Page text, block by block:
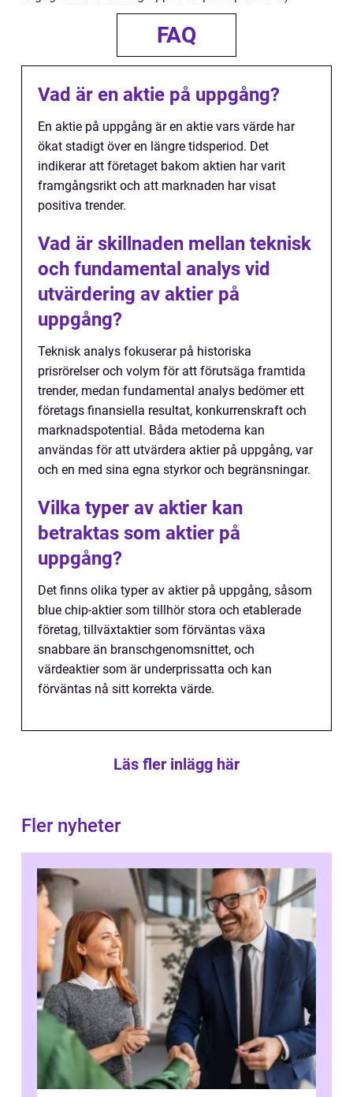
FAQ
Vad är en aktie på uppgång?
En aktie på uppgång är en aktie vars värde har
ökat stadigt över en längre tidsperiod. Det
indikerar att företaget bakom aktien har varit
framgångsrikt och att marknaden har visat
positiva trender.
Vad är skillnaden mellan teknisk
och fundamental analys vid
utvärdering av aktier på
uppgång?
Teknisk analys fokuserar på historiska
prisrörelser och volym för att förutsäga framtida
trender, medan fundamental analys bedömer ett
företags finansiella resultat, konkurrenskraft och
marknadspotential. Båda metoderna kan
användas för att utvärdera aktier på uppgång, var
och en med sina egna styrkor och begränsningar.
Vilka typer av aktier kan
betraktas som aktier på
uppgång?
Det finns olika typer av aktier på uppgång, såsom
blue chip-aktier som tillhör stora och etablerade
företag, tillväxtaktier som förväntas växa
snabbare än branschgenomsnittet, och
värdeaktier som är underprissatta och kan
förväntas nå sitt korrekta värde.
Läs fler inlägg här
Fler nyheter